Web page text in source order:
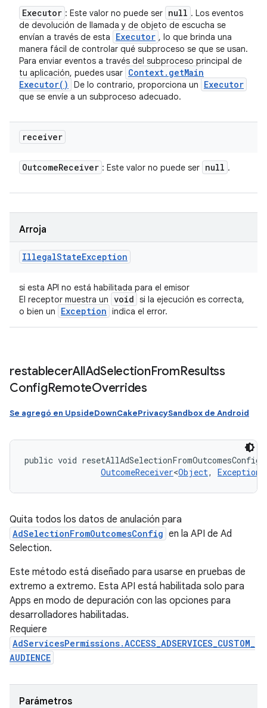
Executor : Este valor no puede ser null . Los eventos
de devolución de llamada y de objeto de escucha se
envían a través de esta
Executor , lo que brinda una
manera fácil de controlar qué subproceso se que se usan.
Para enviar eventos a través del subproceso principal de
tu aplicación, puedes usar Context. getMain
Executor( ) De lo contrario, proporciona un Executor
que se envíe a un subproceso adecuado.
receiver
OutcomeReceiver : Este valor no puede ser null .
Arroja
IllegalStateException
si esta API no está habilitada para el emisor
El receptor muestra un void si la ejecución es correcta,
o bien un
Exception indica el error.
restablecerAllAdSelectionFromResultss
ConfigRemoteOverrides
Se agregó en UpsideDownCakePrivacySandbox de Android
public void
OutcomeReceiver<Object, Exception
Quita todos los datos de anulación para
AdSelectionFromOutcomesConfig en la API de Ad
Selection.
Este método está diseñado para usarse en pruebas de
extremo a extremo. Esta API está habilitada solo para
Apps en modo de depuración con las opciones para
desarrolladores habilitadas.
Requiere
AdServicesPermissions.ACCESS_ADSERVICES_CUSTOM_
AUDIENCE
Parámetros